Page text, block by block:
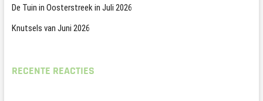
De Tuin in Oosterstreek in Juli 2026
Knutsels van Juni 2026
RECENTE REACTIES